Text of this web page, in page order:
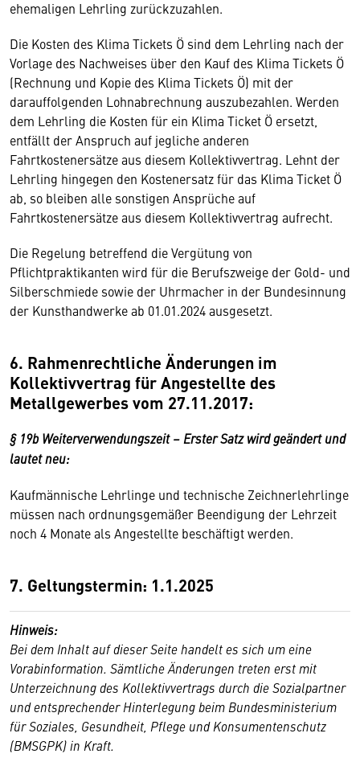
ehemaligen Lehrling zurückzuzahlen.
Die Kosten des Klima Tickets Ö sind dem Lehrling nach der
Vorlage des Nachweises über den Kauf des Klima Tickets Ö
(Rechnung und Kopie des Klima Tickets Ö) mit der
darauffolgenden Lohnabrechnung auszubezahlen. Werden
dem Lehrling die Kosten für ein Klima Ticket Ö ersetzt,
entfällt der Anspruch auf jegliche anderen
Fahrtkostenersätze aus diesem Kollektivvertrag. Lehnt der
Lehrling hingegen den Kostenersatz für das Klima Ticket Ö
ab, so bleiben alle sonstigen Ansprüche auf
Fahrtkostenersätze aus diesem Kollektivvertrag aufrecht.
Die Regelung betreffend die Vergütung von
Pflichtpraktikanten wird für die Berufszweige der Gold- und
Silberschmiede sowie der Uhrmacher in der Bundesinnung
der Kunsthandwerke ab 01.01.2024 ausgesetzt.
6. Rahmenrechtliche Änderungen im
Kollektivvertrag für Angestellte des
Metallgewerbes vom 27.11.2017:
§ 19b Weiterverwendungszeit – Erster Satz wird geändert und
lautet neu:
Kaufmännische Lehrlinge und technische Zeichnerlehrlinge
müssen nach ordnungsgemäßer Beendigung der Lehrzeit
noch 4 Monate als Angestellte beschäftigt werden.
7. Geltungstermin: 1.1.2025
Hinweis:
Bei dem Inhalt auf dieser Seite handelt es sich um eine
Vorabinformation. Sämtliche Änderungen treten erst mit
Unterzeichnung des Kollektivvertrags durch die Sozialpartner
und entsprechender Hinterlegung beim Bundesministerium
für Soziales, Gesundheit, Pflege und Konsumentenschutz
(BMSGPK) in Kraft.